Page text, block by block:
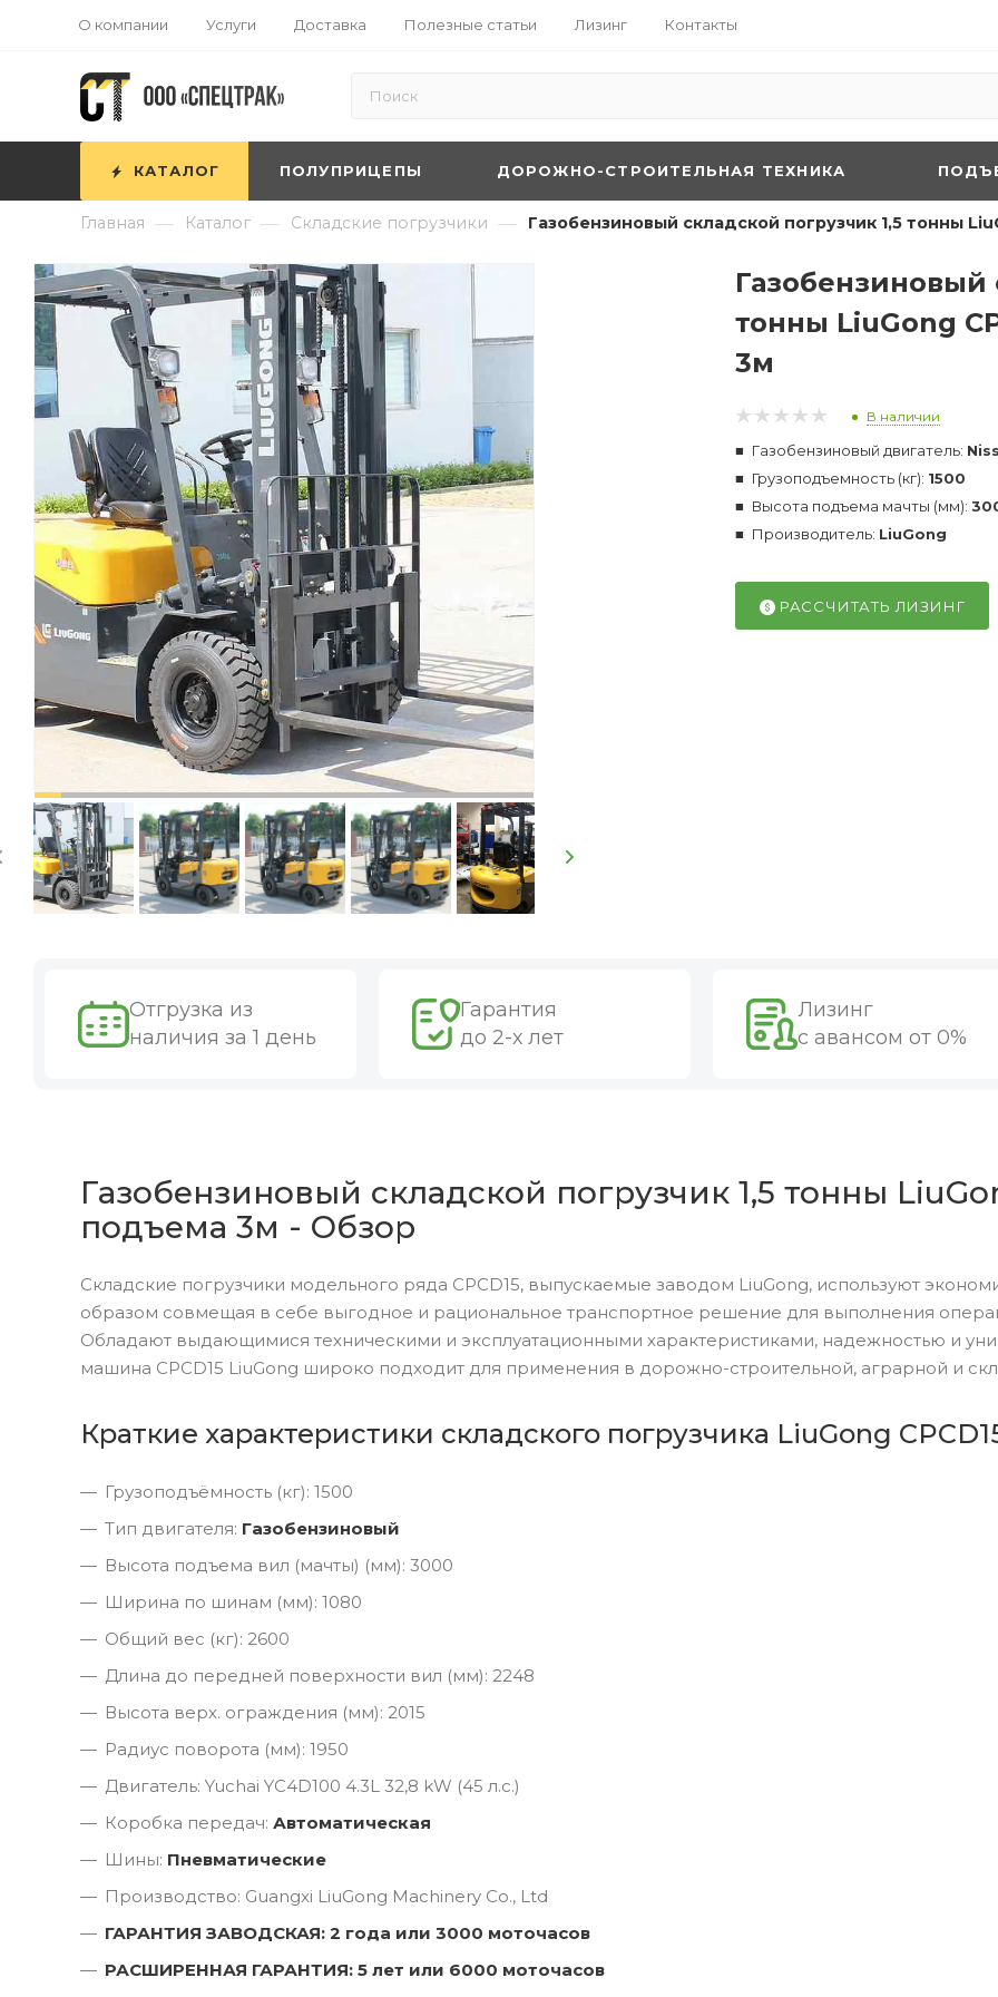
О компании Услуги Доставка Полезные статьи Лизинг Контакты
КАТАЛОГ ПОЛУПРИЦЕПЫ ДОРОЖНО-СТРОИТЕЛЬНАЯ ТЕХНИКА
Главная — Каталог — Складские погрузчики — Газобензиновый складской погрузчик 1,5 тонны
Газобензиновый
тонны LiuGong
3м
В наличии
Газобензиновый двигатель:
Грузоподъемность (кг): 1500
Высота подъема мачты (мм):
Производитель: LiuGong
РАССЧИТАТЬ ЛИЗИНГ
Отгрузка из
наличия за 1 день
Гарантия
до 2-х лет
Лизинг
с авансом от 0%
Газобензиновый складской погрузчик 1,5 тонны
подъема 3м - Обзор
Складские погрузчики модельного ряда CPCD15, выпускаемые заводом LiuGong, используют
образом совмещая в себе выгодное и рациональное транспортное решение для выполнения
Обладают выдающимися техническими и эксплуатационными характеристиками, надежностью и
машина CPCD15 LiuGong широко подходит для применения в дорожно-строительной, аграрной и
Краткие характеристики складского погрузчика LiuGong
Грузоподъёмность (кг): 1500
Тип двигателя: Газобензиновый
Высота подъема вил (мачты) (мм): 3000
Ширина по шинам (мм): 1080
Общий вес (кг): 2600
Длина до передней поверхности вил (мм): 2248
Высота верх. ограждения (мм): 2015
Радиус поворота (мм): 1950
Двигатель: Yuchai YC4D100 4.3L 32,8 kW (45 л.с.)
Коробка передач: Автоматическая
Шины: Пневматические
Производство: Guangxi LiuGong Machinery Co., Ltd
ГАРАНТИЯ ЗАВОДСКАЯ: 2 года или 3000 моточасов
РАСШИРЕННАЯ ГАРАНТИЯ: 5 лет или 6000 моточасов